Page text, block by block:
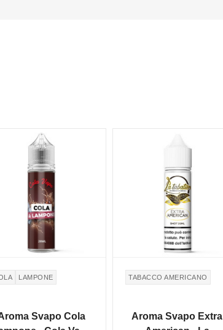
LAMPONE
Svapo Cola
TABACCO AMERICANO
Aroma Svapo Extra